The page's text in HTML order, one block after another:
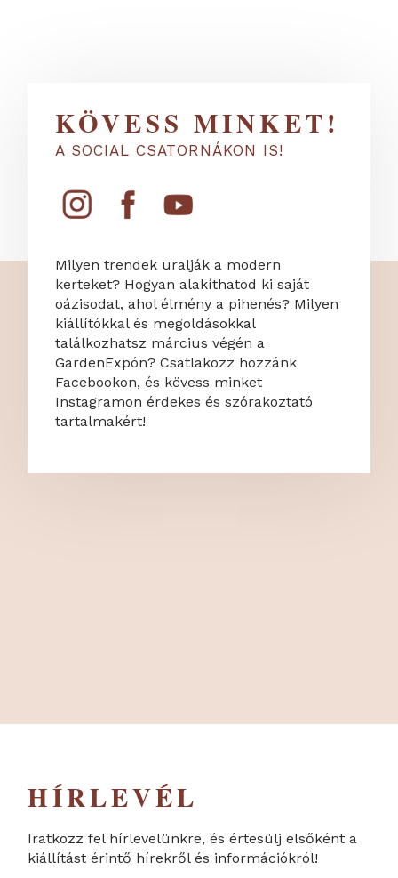
KÖVESS MINKET!
A SOCIAL CSATORNÁKON IS!
Milyen trendek uralják a modern
kerteket? Hogyan alakíthatod ki saját
oázisodat, ahol élmény a pihenés? Milyen
kiállítókkal és megoldásokkal
találkozhatsz március végén a
GardenExpón? Csatlakozz hozzánk
Facebookon, és kövess minket
Instagramon érdekes és szórakoztató
tartalmakért!
HÍRLEVÉL
Iratkozz fel hírlevelünkre, és értesülj elsőként a
kiállítást érintő hírekről és információkról!